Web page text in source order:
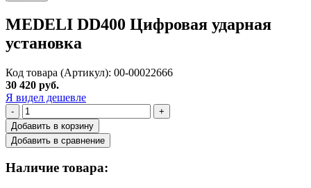
MEDELI DD400 Цифровая ударная
установка
Код товара (Артикул): 00-00022666
30 420 руб.
Я видел дешевле
-
+
Добавить в корзину
Добавить в сравнение
Наличие товара: